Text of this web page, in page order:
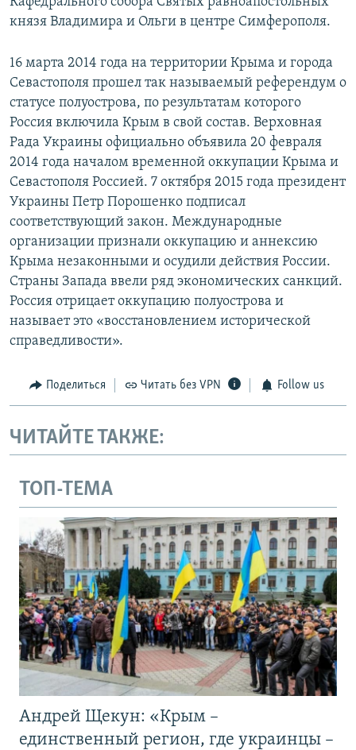
князя Владимира и Ольги в центре Симферополя.
16 марта 2014 года на территории Крыма и города
Севастополя прошел так называемый референдум о
статусе полуострова, по результатам которого
Россия включила Крым в свой состав. Верховная
Рада Украины официально объявила 20 февраля
2014 года началом временной оккупации Крыма и
Севастополя Россией. 7 октября 2015 года президент
Украины Петр Порошенко подписал
соответствующий закон. Международные
организации признали оккупацию и аннексию
Крыма незаконными и осудили действия России.
Страны Запада ввели ряд экономических санкций.
Россия отрицает оккупацию полуострова и
называет это «восстановлением исторической
справедливости».
Поделиться Читать без VPN Follow us
ЧИТАЙТЕ ТАКЖЕ:
ТОП-ТЕМА
Андрей Щекун: «Крым –
единственный регион, где украинцы –